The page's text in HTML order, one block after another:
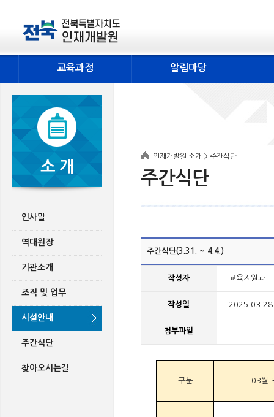
교육과정 알림마당
소 개
인사말
역대원장
기관소개
조직 및 업무
시설안내
주간식단
찾아오시는길
인재개발원 소개 > 주간식단
주간식단
주간식단(3.31. ~ 4.4.)
작성자 교육지원과
작성일 2025.03.28
첨부파일
구분 03월